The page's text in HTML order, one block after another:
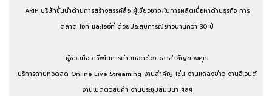
ARIP บริษัทชั้นนำด้านการสร้างสรรค์สื่อ ผู้เชี่ยวชาญในการผลิตเนื้อหาด้านธุรกิจ การ
ตลาด ไอที และไอซีที ด้วยประสบการณ์ยาวนานกว่า 30 ปี
ผู้ช่วยมืออาชีพในการถ่ายทอดช่วงเวลาสำคัญของคุณ
บริการถ่ายทอดสด Online Live Streaming งานสำคัญ เช่น งานแถลงข่าว งานอีเวนต์
งานเปิดตัวสินค้า งานประชุมสัมมนา ฯลฯ